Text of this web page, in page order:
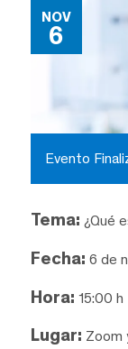
NOV
6
Evento
Tema: ¿Qué
Fecha: 6 de
Hora: 15:00 h
Lugar: Zoom